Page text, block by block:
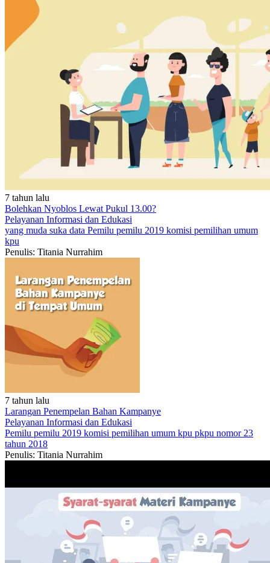
7 tahun lalu
Bolehkan Nyoblos Lewat Pukul 13.00?
Pelayanan Informasi dan Edukasi
yang muda suka data Pemilu pemilu 2019 komisi pemilihan umum
kpu
Penulis: Titania Nurrahim
7 tahun lalu
Larangan Penempelan Bahan Kampanye
Pelayanan Informasi dan Edukasi
Pemilu pemilu 2019 komisi pemilihan umum kpu pkpu nomor 23
tahun 2018
Penulis: Titania Nurrahim